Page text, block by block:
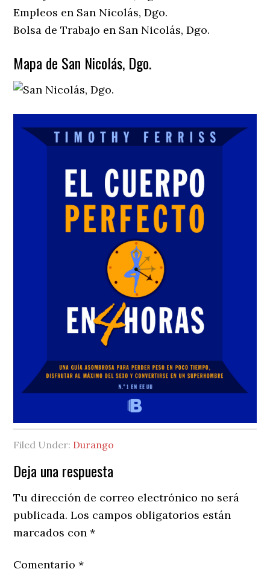
Empleos en San Nicolás, Dgo.
Bolsa de Trabajo en San Nicolás, Dgo.
Mapa de San Nicolás, Dgo.
Filed Under: Durango
Reader
Interactions
Deja una respuesta
Tu dirección de correo electrónico no será
publicada. Los campos obligatorios están
marcados con*
Comentario*